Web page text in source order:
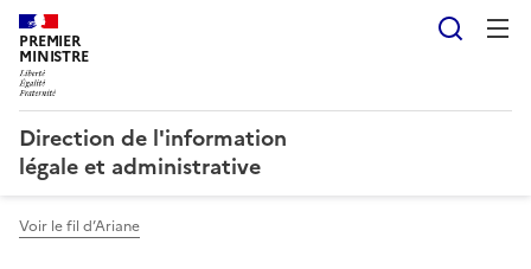
PREMIER
MINISTRE
Direction de l'information
légale et administrative
Voir le fil d’Ariane